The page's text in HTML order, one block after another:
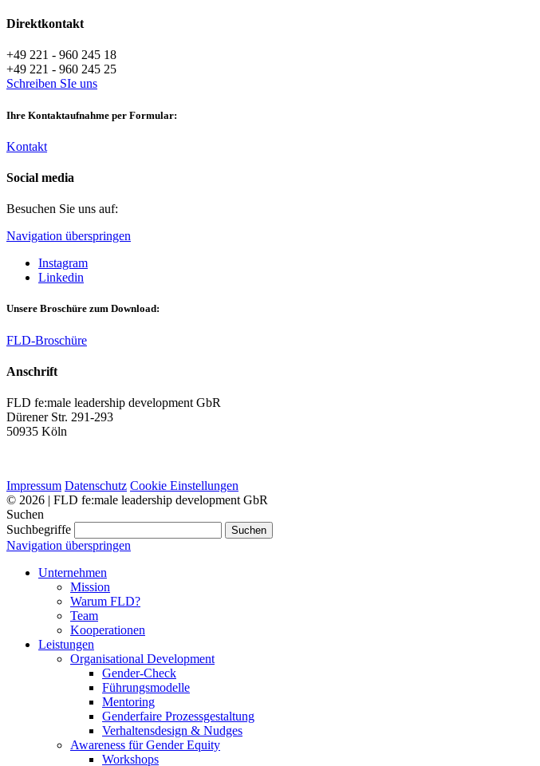
Direktkontakt
+49 221 - 960 245 18
+49 221 - 960 245 25
Schreiben SIe uns
Ihre Kontaktaufnahme per Formular:
Kontakt
Social media
Besuchen Sie uns auf:
Navigation überspringen
Instagram
Linkedin
Unsere Broschüre zum Download:
FLD-Broschüre
Anschrift
FLD fe:male leadership development GbR
Dürener Str. 291-293
50935 Köln
Impressum Datenschutz Cookie Einstellungen
© 2026 | FLD fe:male leadership development GbR
Suchen
Suchbegriffe
Suchen
Navigation überspringen
Unternehmen
Mission
Warum FLD?
Team
Kooperationen
Leistungen
Organisational Development
Gender-Check
Führungsmodelle
Mentoring
Genderfaire Prozessgestaltung
Verhaltensdesign & Nudges
Awareness für Gender Equity
Workshops